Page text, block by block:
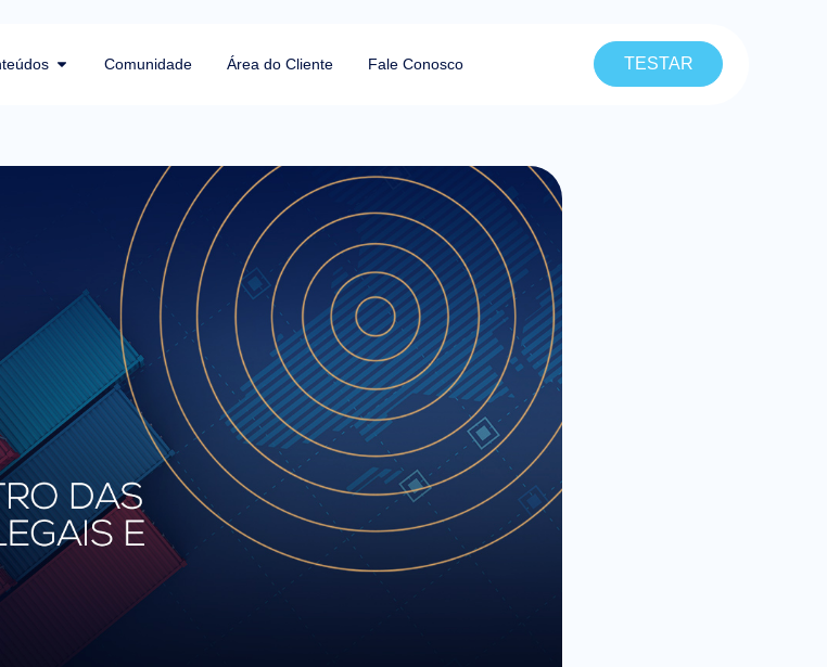
Comunidade Área do Cliente Fale Conosco TESTAR